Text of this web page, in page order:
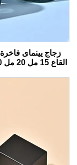
زجاج يينماى